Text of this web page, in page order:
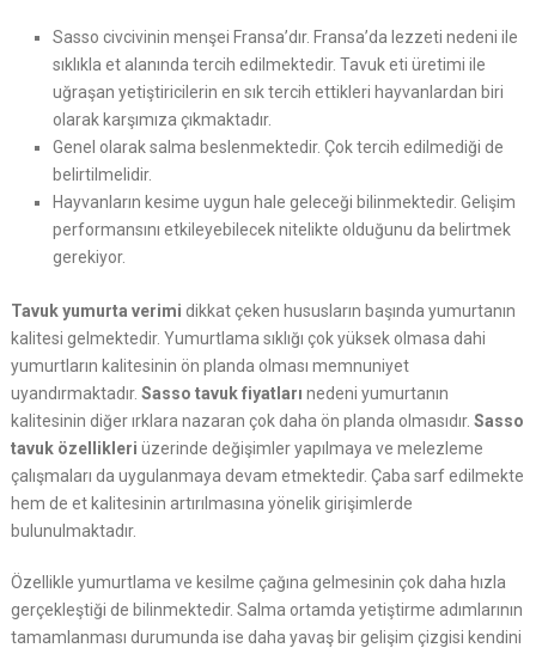
Sasso civcivinin menşei Fransa’dır. Fransa’da lezzeti nedeni ile
sıklıkla et alanında tercih edilmektedir. Tavuk eti üretimi ile
uğraşan yetiştiricilerin en sık tercih ettikleri hayvanlardan biri
olarak karşımıza çıkmaktadır.
Genel olarak salma beslenmektedir. Çok tercih edilmediği de
belirtilmelidir.
Hayvanların kesime uygun hale geleceği bilinmektedir. Gelişim
performansını etkileyebilecek nitelikte olduğunu da belirtmek
gerekiyor.
Tavuk yumurta verimi dikkat çeken hususların başında yumurtanın
kalitesi gelmektedir. Yumurtlama sıklığı çok yüksek olmasa dahi
yumurtların kalitesinin ön planda olması memnuniyet
uyandırmaktadır. Sasso tavuk fiyatları nedeni yumurtanın
kalitesinin diğer ırklara nazaran çok daha ön planda olmasıdır. Sasso
tavuk özellikleri üzerinde değişimler yapılmaya ve melezleme
çalışmaları da uygulanmaya devam etmektedir. Çaba sarf edilmekte
hem de et kalitesinin artırılmasına yönelik girişimlerde
bulunulmaktadır.
Özellikle yumurtlama ve kesilme çağına gelmesinin çok daha hızla
gerçekleştiği de bilinmektedir. Salma ortamda yetiştirme adımlarının
tamamlanması durumunda ise daha yavaş bir gelişim çizgisi kendini